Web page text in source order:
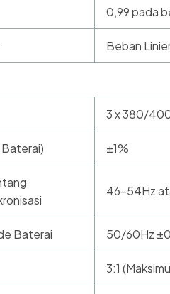
0,99 pada
Beban
3 x 380/
±1%
46-54Hz
Baterai 50/60Hz
3:1